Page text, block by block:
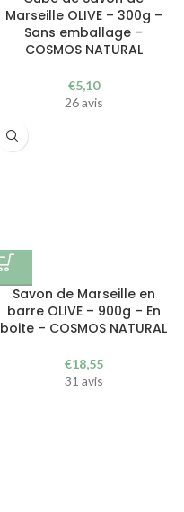
Marseille OLIVE – 300g –
Sans emballage –
COSMOS NATURAL
€5,10
26 avis
Savon de Marseille en
barre OLIVE – 900g – En
boite – COSMOS NATURAL
€18,55
31 avis